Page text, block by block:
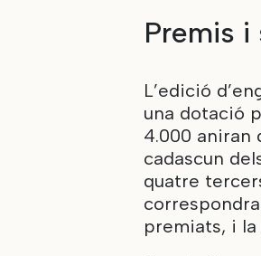
Premis i
L’edició
una dotació
4.000 aniran
cadascun
quatre
premiats, i